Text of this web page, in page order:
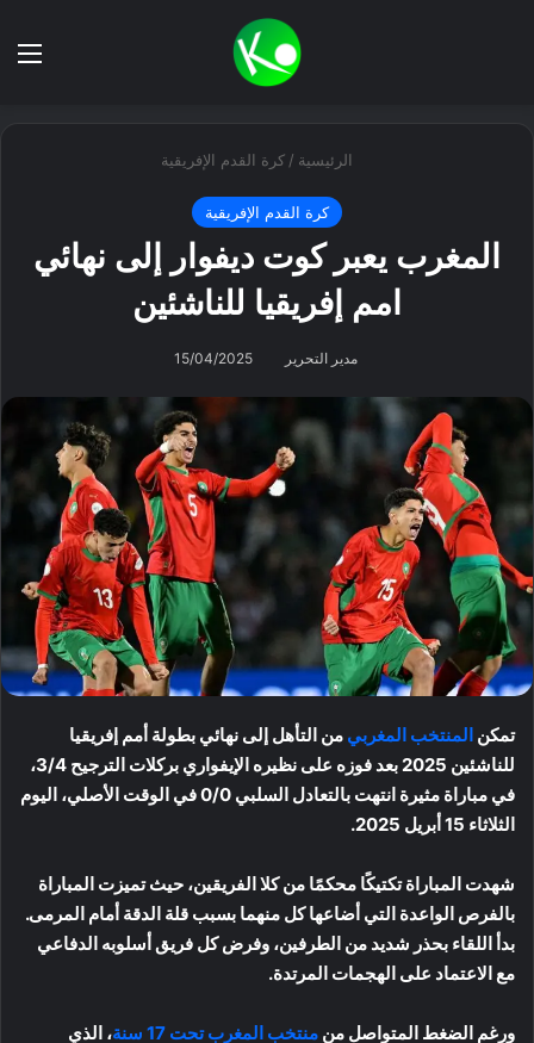
الرئيسية / كرة القدم الإفريقية
كرة القدم الإفريقية
المغرب يعبر كوت ديفوار إلى نهائي
امم إفريقيا للناشئين
مدير التحرير 15/04/2025
تمكن المنتخب المغربي من التأهل إلى نهائي بطولة أمم إفريقيا
للناشئين 2025 بعد فوزه على نظيره الإيفواري بركلات الترجيح 3/4،
في مباراة مثيرة انتهت بالتعادل السلبي 0/0 في الوقت الأصلي، اليوم
الثلاثاء 15 أبريل 2025.
شهدت المباراة تكتيكًا محكمًا من كلا الفريقين، حيث تميزت المباراة
بالفرص الواعدة التي أضاعها كل منهما بسبب قلة الدقة أمام المرمى.
بدأ اللقاء بحذر شديد من الطرفين، وفرض كل فريق أسلوبه الدفاعي
مع الاعتماد على الهجمات المرتدة.
ورغم الضغط المتواصل من منتخب المغرب تحت 17 سنة
، الذي